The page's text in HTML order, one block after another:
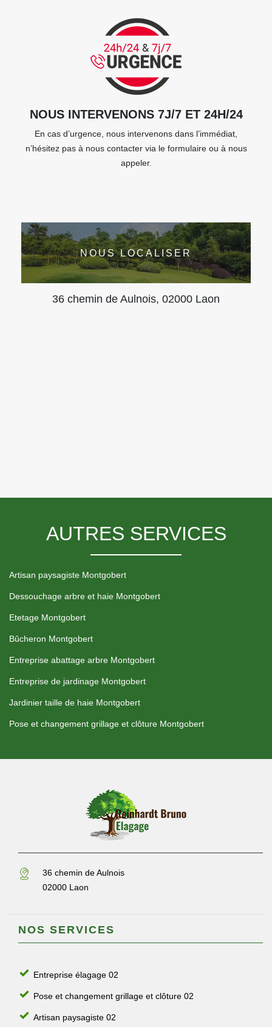
NOUS INTERVENONS 7J/7 ET 24H/24
En cas d’urgence, nous intervenons dans l’immédiat,
n’hésitez pas à nous contacter via le formulaire ou à nous
appeler.
NOUS LOCALISER
36 chemin de Aulnois, 02000 Laon
AUTRES SERVICES
Artisan paysagiste Montgobert
Dessouchage arbre et haie Montgobert
Etetage Montgobert
Bûcheron Montgobert
Entreprise abattage arbre Montgobert
Entreprise de jardinage Montgobert
Jardinier taille de haie Montgobert
Pose et changement grillage et clôture Montgobert
36 chemin de Aulnois
02000 Laon
NOS SERVICES
Entreprise élagage 02
Pose et changement grillage et clôture 02
Artisan paysagiste 02